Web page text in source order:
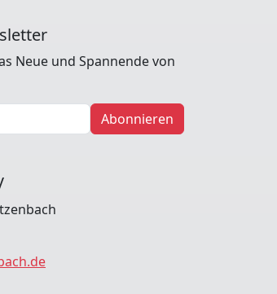
Neue und Spannende von
Abonnieren